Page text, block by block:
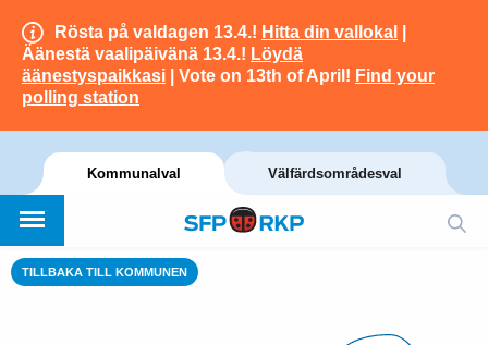
Rösta på valdagen 13.4.! Hitta din vallokal
Äänestä vaalipäivänä 13.4.! Löydä
äänestyspaikkasi | Vote on 13th of April! Find your
polling station
Kommunalval Välfärdsområdesval
TILLBAKA TILL KOMMUNEN